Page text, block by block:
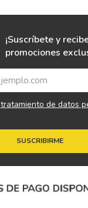
¡Suscríbete y
promociones
SUSCRIBIRME
tratamiento de datos